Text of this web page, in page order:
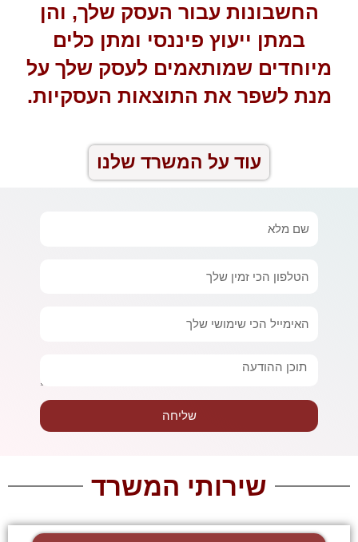
החשבונות עבור העסק שלך, והן
במתן ייעוץ פיננסי ומתן כלים
מיוחדים שמותאמים לעסק שלך על
מנת לשפר את התוצאות העסקיות.
עוד על המשרד שלנו
שם
טלפון
אימייל
הודעה
שליחה
שירותי המשרד